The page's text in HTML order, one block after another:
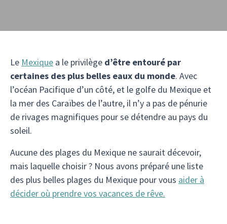
Le Mexique a le privilège d’être entouré par
certaines des plus belles eaux du monde. Avec
l’océan Pacifique d’un côté, et le golfe du Mexique et
la mer des Caraïbes de l’autre, il n’y a pas de pénurie
de rivages magnifiques pour se détendre au pays du
soleil.
Aucune des plages du Mexique ne saurait décevoir,
mais laquelle choisir ? Nous avons préparé une liste
des plus belles plages du Mexique pour vous aider à
décider où prendre vos vacances de rêve.